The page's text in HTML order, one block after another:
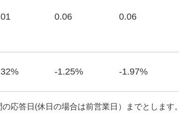
0.06 0.06
-1.25% -1.97%
応答日(休日の場合は前営業日）までとします。